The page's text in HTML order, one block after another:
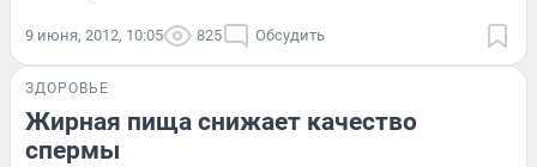
9 июня, 2012, 10:05 825 Обсудить
ЗДОРОВЬЕ
Жирная пища снижает качество
спермы